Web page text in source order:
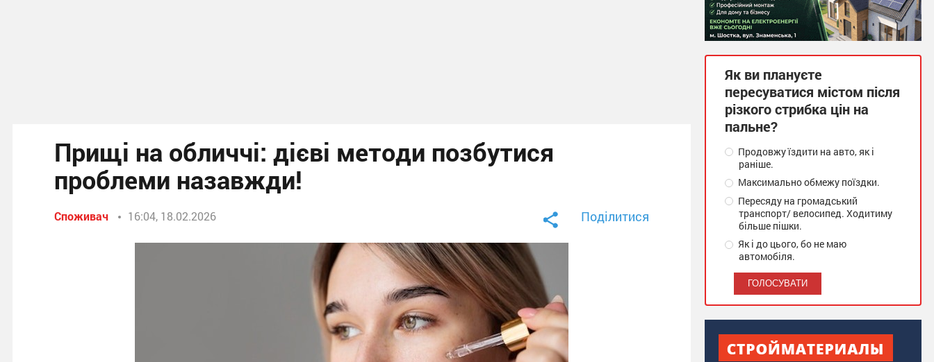
Прищі на обличчі: дієві методи позбутися
проблеми назавжди!
Споживач 16:04, 18.02.2026 Поділитися
Як ви плануєте
пересуватися містом після
різкого стрибка цін на
пальне?
Продовжу їздити на авто, як і
раніше.
Максимально обмежу поїздки.
Пересяду на громадський
транспорт/ велосипед. Ходитиму
більше пішки.
Як і до цього, бо не маю
автомобіля.